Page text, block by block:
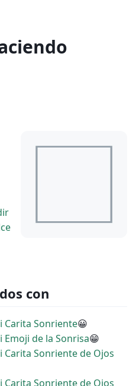
con
Carita Sonriente😀
de la Sonrisa😁
Sonriente de Ojos
Sonriente de Ojos